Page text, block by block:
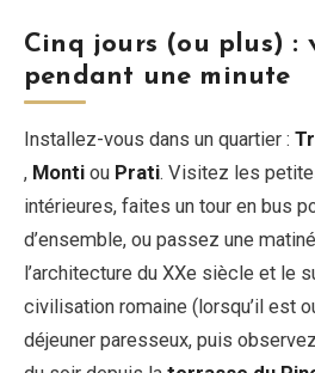
Cinq jours (ou plus) :
pendant une minute
Installez-vous dans un quartier :
, Monti ou Prati. Visitez les
intérieures, faites un tour en bus
d’ensemble, ou passez une
l’architecture du XXe siècle et le
civilisation romaine (lorsqu’il est
déjeuner paresseux, puis